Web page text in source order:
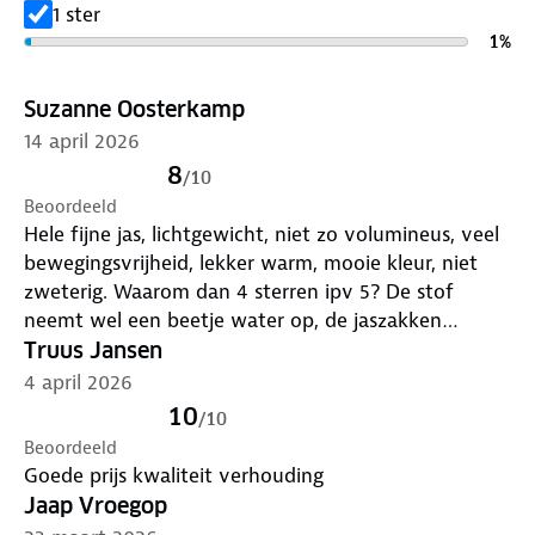
Vulling: 100% gerecycled polyester
onderhoud. Is je kleding aan vervanging toe? Lever
het in bij onze winkels. Wij geven er een nieuwe
bestemming aan.
1 ster
1%
Suzanne Oosterkamp
14 april 2026
8/10
Beoordeeld
Hele fijne jas, lichtgewicht, niet zo volumineus, veel
bewegingsvrijheid, lekker warm, mooie kleur, niet
zweterig. Waarom dan 4 sterren ipv 5? De stof
neemt wel een beetje water op, de jaszakken
mogen echt dieper (oppassen met telefoon!) maar
vooral: de capuchon zou groter moeten. Het is een
damesjas, veel vrouwen hebben een staart, knot of
klem in hun haar, dan past de capuchon eigenlijk al
niet goed meer.
Truus Jansen
4 april 2026
10/10
Beoordeeld
Goede prijs kwaliteit verhouding
Jaap Vroegop